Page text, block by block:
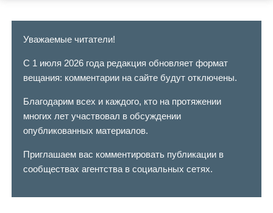
Уважаемые читатели!
С 1 июля 2026 года редакция обновляет формат
вещания: комментарии на сайте будут отключены.
Благодарим всех и каждого, кто на протяжении
многих лет участвовал в обсуждении
опубликованных материалов.
Приглашаем вас комментировать публикации в
сообществах агентства в социальных сетях.